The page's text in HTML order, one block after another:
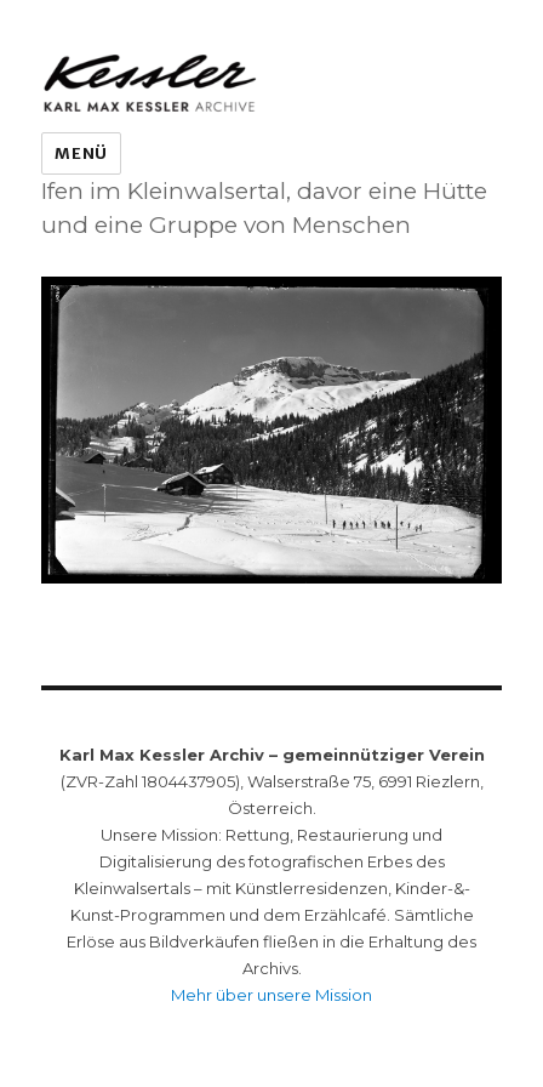
KARL MAX KESSLER ARCHIVE
MENÜ
Ifen im Kleinwalsertal, davor eine Hütte
und eine Gruppe von Menschen
Karl Max Kessler Archiv – gemeinnütziger Verein
(ZVR-Zahl 1804437905), Walserstraße 75, 6991 Riezlern,
Österreich.
Unsere Mission: Rettung, Restaurierung und
Digitalisierung des fotografischen Erbes des
Kleinwalsertals – mit Künstlerresidenzen, Kinder-&-
Kunst-Programmen und dem Erzählcafé. Sämtliche
Erlöse aus Bildverkäufen fließen in die Erhaltung des
Archivs.
Mehr über unsere Mission